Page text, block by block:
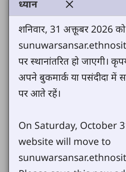
सुनुवार संसारमा
यो पेजले तपाईहरूलाई
अन्य
धन्यवाद र पुन
ध्यान
शनिवार, 31 अक्तूबर 2026
पर स्थानांतरित हो जाएगी।
अपने बुकमार्क या पसंदीदा
पर आते रहें।
On Saturday, October
website will move to